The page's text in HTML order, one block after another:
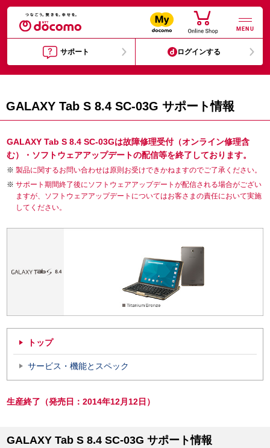
MENU
サポート ログインする
GALAXY Tab S 8.4 SC-03G サポート情報
GALAXY Tab S 8.4 SC-03Gは故障修理受付（オンライン修理含
む）・ソフトウェアアップデートの配信等を終了しております。
製品に関するお問い合わせは原則お受けできかねますのでご了承ください。
サポート期間終了後にソフトウェアアップデートが配信される場合がござい
ますが、ソフトウェアアップデートについてはお客さまの責任において実施
してください。
トップ
サービス・機能とスペック
生産終了（発売日：2014年12月12日）
GALAXY Tab S 8.4 SC-03G サポート情報